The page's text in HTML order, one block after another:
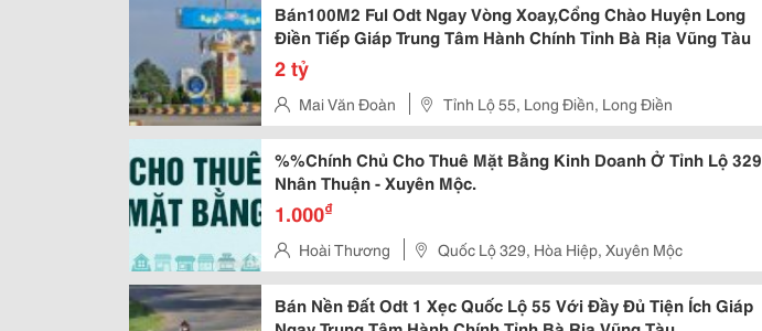
Bán100M2 Ful Odt Ngay Vòng Xoay,Cổng Chào Huyện Long
Điền Tiếp Giáp Trung Tâm Hành Chính Tỉnh Bà Rịa Vũng Tàu
2 tỷ
Mai Văn Đoàn Tỉnh Lộ 55, Long Điền, Long Điền
%%Chính Chủ Cho Thuê Mặt Bằng Kinh Doanh Ở Tỉnh Lộ 329
Nhân Thuận - Xuyên Mộc.
1.000₫
Hoài Thương Quốc Lộ 329, Hòa Hiệp, Xuyên Mộc
Bán Nền Đất Odt 1 Xẹc Quốc Lộ 55 Với Đầy Đủ Tiện Ích Giáp